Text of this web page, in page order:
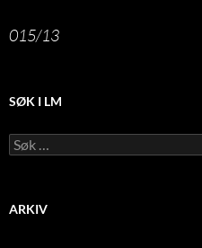
015/13
SØK I LM
Leit
etter:
ARKIV